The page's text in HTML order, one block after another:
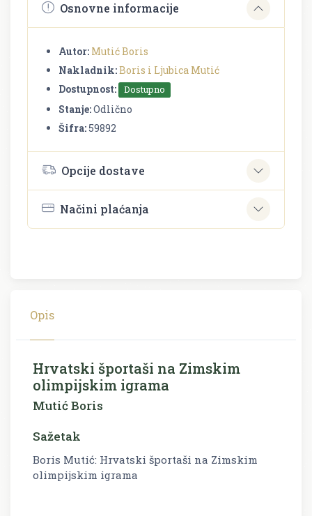
Osnovne informacije
Autor: Mutić Boris
Nakladnik:Boris i Ljubica Mutić
Dostupnost:
Dostupno
Stanje:Odlično
Šifra:59892
Opcije dostave
Načini plaćanja
Opis
Hrvatski športaši na Zimskim
olimpijskim igrama
Mutić Boris
Sažetak
Boris Mutić: Hrvatski športaši na Zimskim
olimpijskim igrama